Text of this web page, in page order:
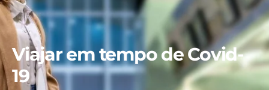
Viajar em tempo de Covid-
19